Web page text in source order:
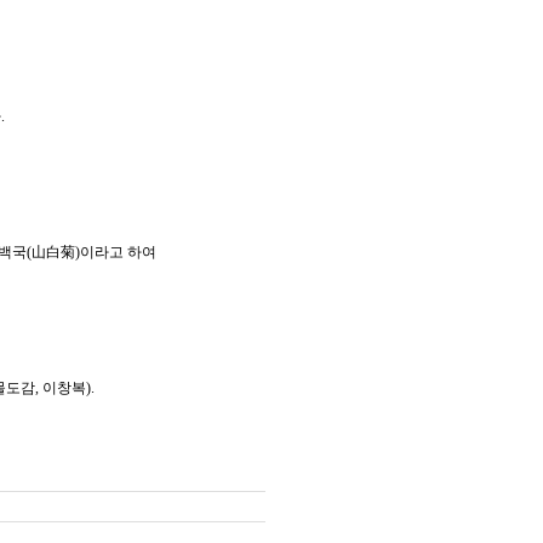
국(山白菊)이라고 하여
도감, 이창복).